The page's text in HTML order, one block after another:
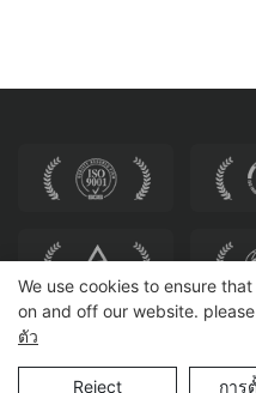
ลิขสิทธิ์ © 2025 HEWEI
We use cookies to ensure
on and off our website.
ตัว
Reject การ